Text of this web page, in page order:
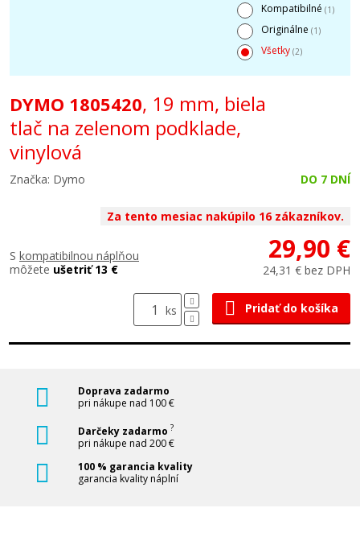
Kompatibilné (1)
Originálne (1)
Všetky (2)
DYMO 1805420, 19 mm, biela
tlač na zelenom podklade,
vinylová
Značka: Dymo DO 7 DNÍ
Za tento mesiac nakúpilo 16 zákazníkov.
S kompatibilnou náplňou
môžete ušetriť 13 €
29,90 €
24,31 € bez DPH
ks Pridať do košíka
Doprava zadarmo
pri nákupe nad 100 €
Darčeky zadarmo ?
pri nákupe nad 200 €
100 % garancia kvality
garancia kvality náplní